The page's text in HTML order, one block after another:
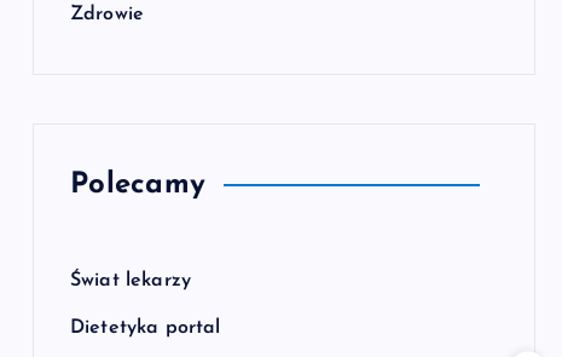
Zdrowie
Polecamy
Świat lekarzy
Dietetyka portal